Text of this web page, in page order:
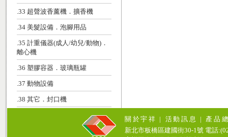
.33 超聲波香薰機．擴香機
.34 美髮設備．泡腳用品
.35 計重儀器(成人/幼兒/動物)．
離心機
.36 塑膠容器．玻璃瓶罐
.37 動物設備
.38 其它．封口機
關於宇祥 | 活動訊息 | 產品
新北市板橋區建國街30-1號 電話